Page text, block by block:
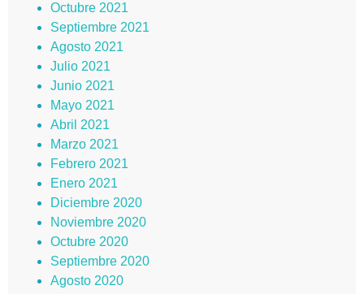
Octubre 2021
Septiembre 2021
Agosto 2021
Julio 2021
Junio 2021
Mayo 2021
Abril 2021
Marzo 2021
Febrero 2021
Enero 2021
Diciembre 2020
Noviembre 2020
Octubre 2020
Septiembre 2020
Agosto 2020